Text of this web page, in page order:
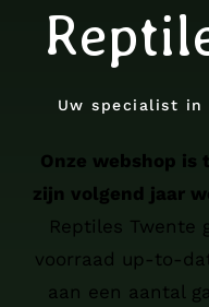
Uw specialist in
Onze webshop
zijn volgend jaar
Reptiles Twente
voorraad up-to-
aan een aantal